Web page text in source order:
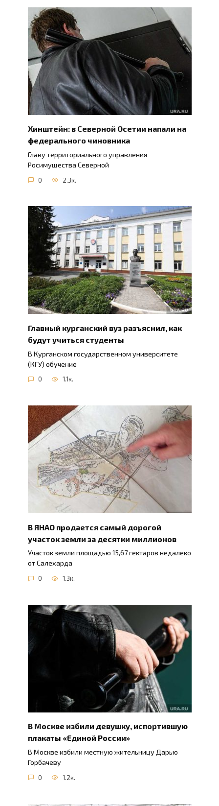
Хинштейн: в Северной Осетии напали на
федерального чиновника
Главу территориального управления
Росимущества Северной
0 2.3к.
Главный курганский вуз разъяснил, как
будут учиться студенты
В Курганском государственном университете
(КГУ) обучение
0 1.1к.
В ЯНАО продается самый дорогой
участок земли за десятки миллионов
Участок земли площадью 15,67 гектаров недалеко
от Салехарда
0 1.3к.
В Москве избили девушку, испортившую
плакаты «Единой России»
В Москве избили местную жительницу Дарью
Горбачеву
0 1.2к.